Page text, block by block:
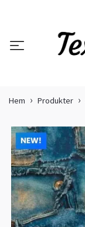
Hem Produkter